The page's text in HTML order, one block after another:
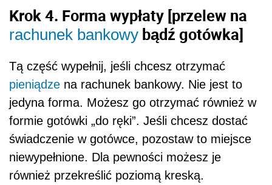
Krok 4. Forma wypłaty [przelew na
rachunek bankowy bądź gotówka]
Tą część wypełnij, jeśli chcesz otrzymać
pieniądze na rachunek bankowy. Nie jest to
jedyna forma. Możesz go otrzymać również w
formie gotówki „do ręki”. Jeśli chcesz dostać
świadczenie w gotówce, pozostaw to miejsce
niewypełnione. Dla pewności możesz je
również przekreślić poziomą kreską.